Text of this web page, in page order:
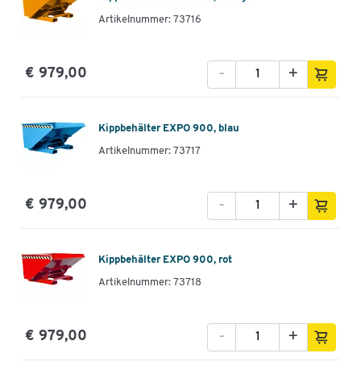
Artikelnummer: 73716
€ 979,00 +
-
Kippbehälter EXPO 900, blau
Artikelnummer: 73717
€ 979,00 +
-
Kippbehälter EXPO 900, rot
Artikelnummer: 73718
€ 979,00 +
-